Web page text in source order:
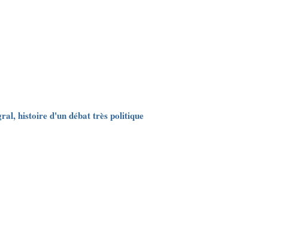
histoire d'un débat très politique